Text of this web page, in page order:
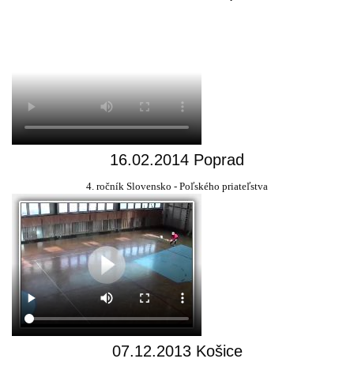
16.02.2014 Poprad
4. ročník Slovensko - Poľského priateľstva
07.12.2013 Košice